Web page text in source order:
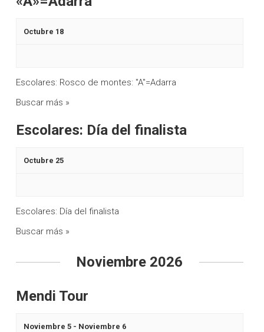
Octubre 18
Escolares: Rosco de montes: "A"=Adarra
Buscar más »
Escolares: Día del finalista
Octubre 25
Escolares: Día del finalista
Buscar más »
Noviembre 2026
Mendi Tour
Noviembre 5- Noviembre 6